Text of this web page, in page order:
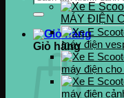
kiếm:
Giỏ hàng
MÁY ĐIỆN
máy điện
máy điện
máy điện